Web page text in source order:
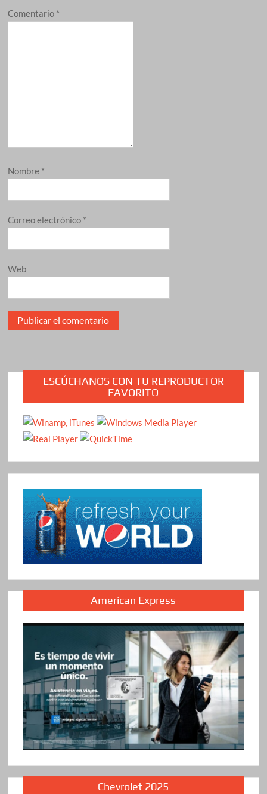
Comentario *
Nombre *
Correo electrónico *
Web
ESCÚCHANOS CON TU REPRODUCTOR
FAVORITO
American Express
Chevrolet 2025